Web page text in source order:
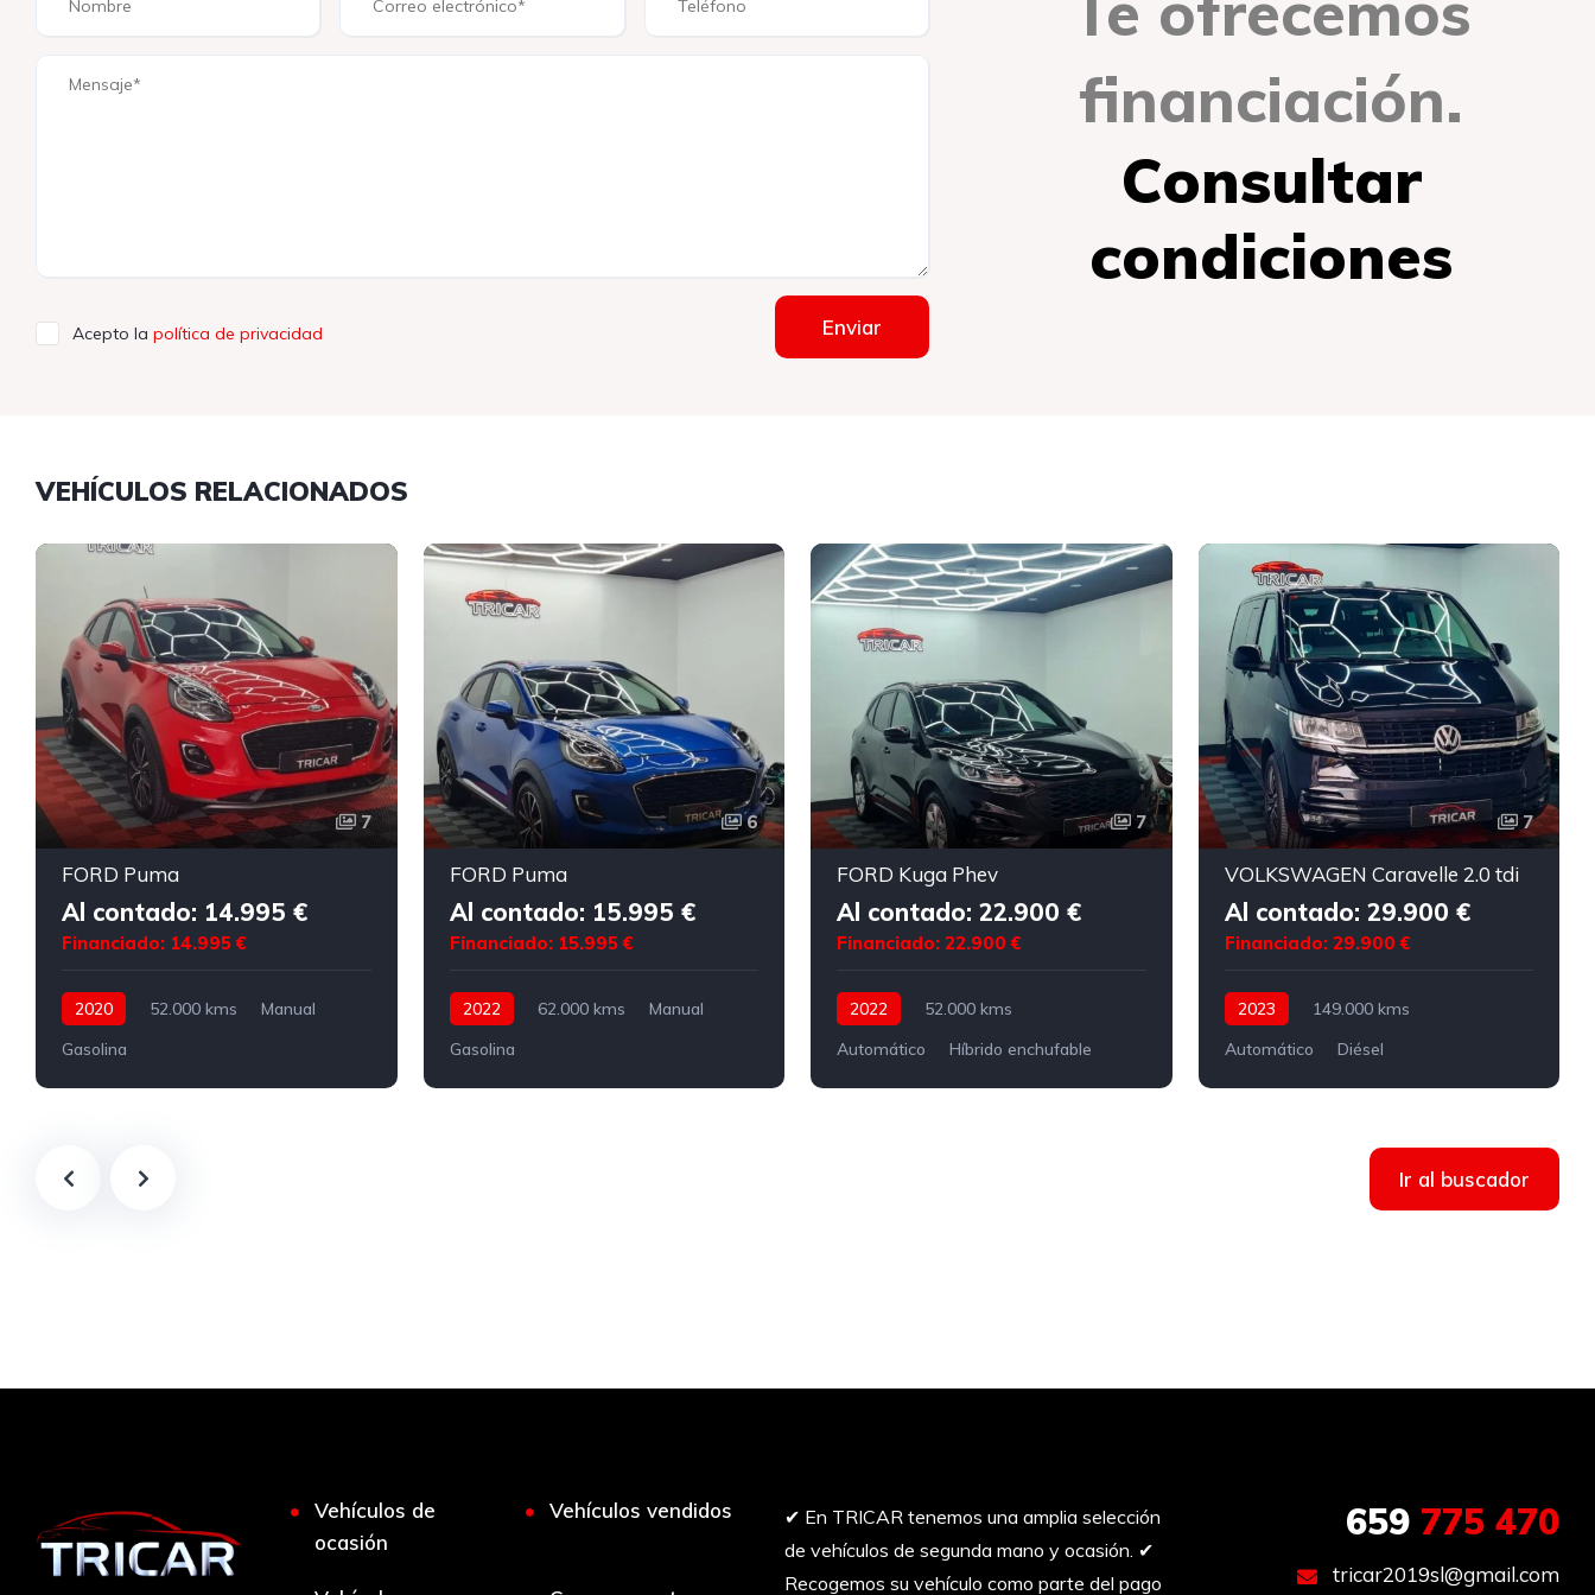
Acepto la política de privacidad Enviar
financiación.
Consultar
condiciones
VEHÍCULOS RELACIONADOS
7
FORD Puma
Al contado: 14.995 €
Financiado: 14.995 €
2020 52.000 kms
Manual
Gasolina
6
FORD Puma
Al contado: 15.995 €
Financiado: 15.995 €
2022 62.000 kms
Manual
Gasolina
7
FORD Kuga Phev
Al contado: 22.900 €
Financiado: 22.900 €
2022
52.000 kms
Automático
Híbrido enchufable
7
VOLKSWAGEN Caravelle 2.0 tdi
Al contado: 29.900 €
Financiado: 29.900 €
2023
149.000 kms
Automático
Diésel
Ir al buscador
Vehículos de
ocasión
Vehículos vendidos
✔︎ En TRICAR tenemos una amplia selección
de vehículos de segunda mano y ocasión. ✔︎
Recogemos su vehículo como parte del pago
659775 470
tricar2019sl@gmail.com